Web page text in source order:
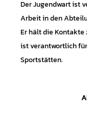
Der Jugendwart ist
Arbeit in den
Er hält die Kontakte
ist verantwortlich
Sportstätten.